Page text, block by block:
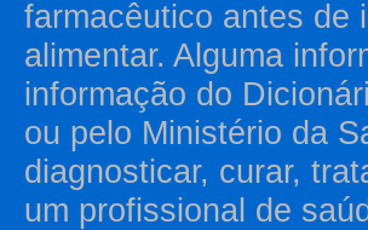
farmacêutico antes de
alimentar. Alguma
informação do
ou pelo Ministério da
diagnosticar, curar,
um profissional de